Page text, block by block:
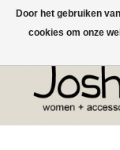
GRATIS OPHALEN IN DE
Door het gebruiken
cookies om onze